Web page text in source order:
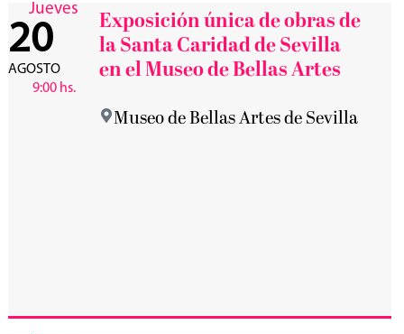
Jueves
20
AGOSTO
9:00 hs.
Exposición única de obras de
la Santa Caridad de Sevilla
en el Museo de Bellas Artes
Museo de Bellas Artes de Sevilla